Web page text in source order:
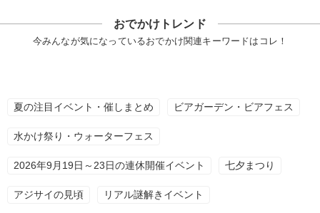
おでかけトレンド
今みんなが気になっているおでかけ関連キーワードはコレ！
夏の注目イベント・催しまとめ ビアガーデン・ビアフェス
水かけ祭り・ウォーターフェス
2026年9月19日～23日の連休開催イベント 七夕まつり
アジサイの見頃 リアル謎解きイベント